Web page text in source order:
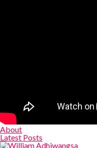
About
Latest Posts